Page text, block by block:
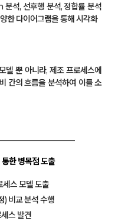
석, 선후행 분석, 정합률 분석
한 다이어그램을 통해 시각화
델 뿐 아니라, 제조 프로세스에
간의 흐름을 분석하여 이를 소
한 병목점 도출
세스 모델 도출
) 비교 분석 수행
스 발견